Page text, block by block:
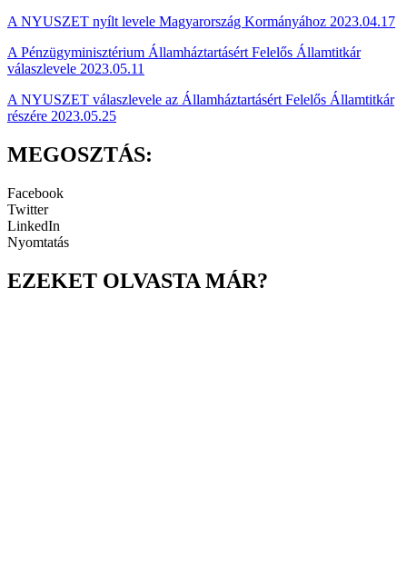
A NYUSZET nyílt levele Magyarország Kormányához 2023.04.17
A Pénzügyminisztérium Államháztartásért Felelős Államtitkár
válaszlevele 2023.05.11
A NYUSZET válaszlevele az Államháztartásért Felelős Államtitkár
részére 2023.05.25
MEGOSZTÁS:
Facebook
Twitter
LinkedIn
Nyomtatás
EZEKET OLVASTA MÁR?